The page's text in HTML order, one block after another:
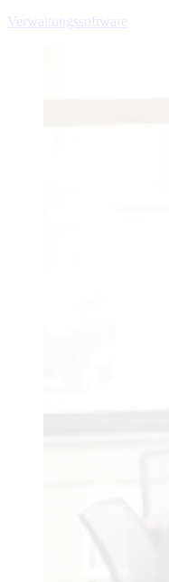
Verwaltungssoftware